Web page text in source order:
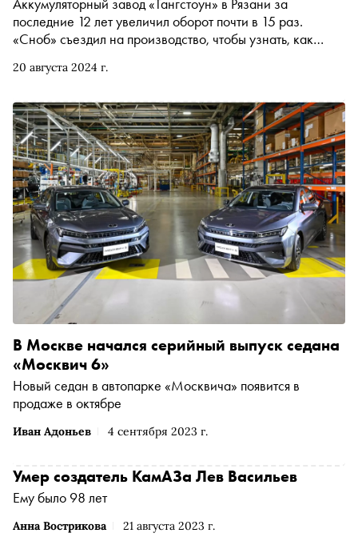
20 августа 2024 г.
последние 12 лет увеличил оборот почти в 15 раз.
«Сноб» съездил на производство, чтобы узнать, как
превратилось в третье по размерам в стране
Иван Адоньев 4 сентября 2023 г.
В Москве начался серийный выпуск седана
«Москвич 6»
Новый седан в автопарке «Москвича» появится в
продаже в октябре
Анна Вострикова 21 августа 2023 г.
Умер создатель КамАЗа Лев Васильев
Ему было 98 лет